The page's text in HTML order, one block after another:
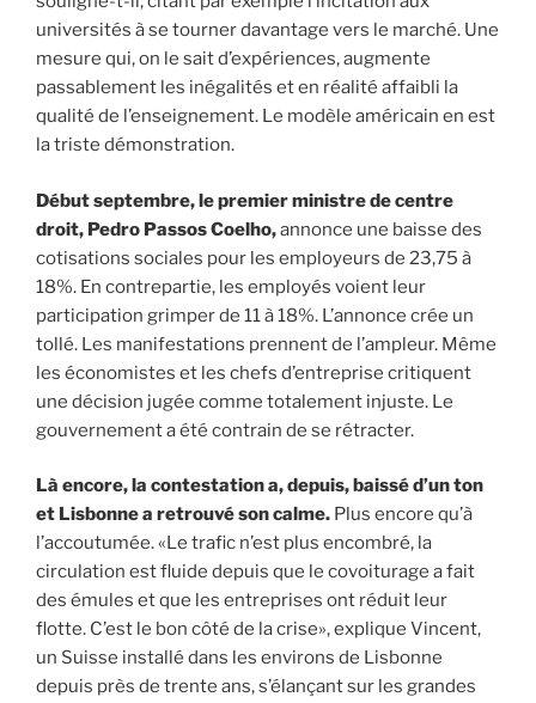
universités à se tourner davantage vers le marché. Une
mesure qui, on le sait d’expériences, augmente
passablement les inégalités et en réalité affaibli la
qualité de l’enseignement. Le modèle américain en est
la triste démonstration.
Début septembre, le premier ministre de centre
droit, Pedro Passos Coelho,annonce une baisse des
cotisations sociales pour les employeurs de 23,75 à
18%. En contrepartie, les employés voient leur
participation grimper de 11 à 18%. L’annonce crée un
tollé. Les manifestations prennent de l’ampleur. Même
les économistes et les chefs d’entreprise critiquent
une décision jugée comme totalement injuste. Le
gouvernement a été contrain de se rétracter.
Là encore, la contestation a, depuis, baissé d’un ton
et Lisbonne a retrouvé son calme. Plus encore qu’à
l’accoutumée. «Le trafic n’est plus encombré, la
circulation est fluide depuis que le covoiturage a fait
des émules et que les entreprises ont réduit leur
flotte. C’est le bon côté de la crise», explique Vincent,
un Suisse installé dans les environs de Lisbonne
depuis près de trente ans, s’élançant sur les grandes